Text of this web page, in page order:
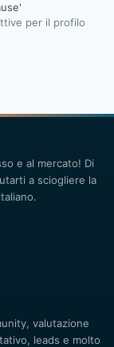
per il profilo
e al mercato! Di
a sciogliere la
valutazione
leads e molto